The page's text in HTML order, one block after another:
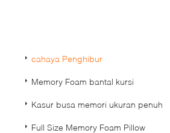
cahaya Penghibur
Memory Foam bantal kursi
Kasur busa memori ukuran penuh
Full Size Memory Foam Pillow